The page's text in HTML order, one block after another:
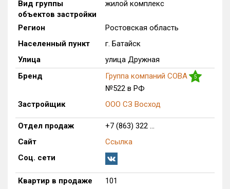
Только новые
от до
с продажами
Рейтинг ЕРЗ
Найдено:
Жилых комплексов
Блокированных домов
Вид группы
объектов застройки
жилой комплекс
Регион
Ростовская область
Населенный пункт
г. Батайск
Улица
улица Дружная
Бренд
Группа компаний СОВА 5
№522 в РФ
Застройщик
ООО СЗ Восход
Отдел продаж
+7 (863) 322 ...
Сайт
Ссылка
Соц. сети
Квартир в продаже 101